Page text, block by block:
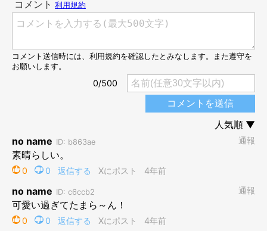
入らないんか〜い！
引っ込んでまた向こうの部屋に戻るまめすけくん。すると…